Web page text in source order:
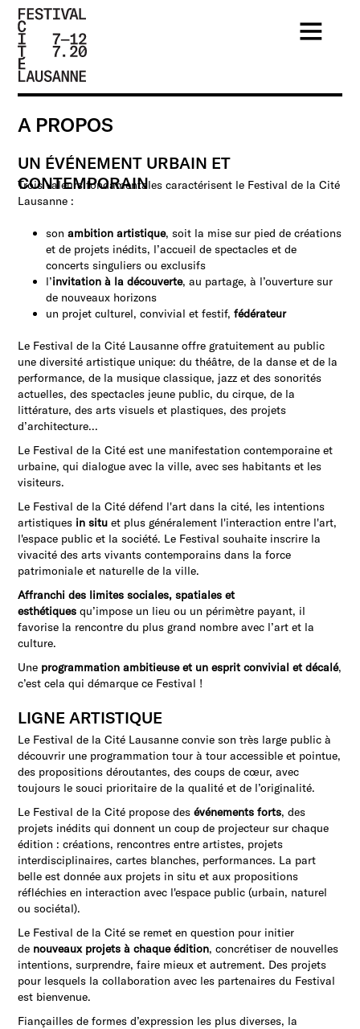
FESTIVAL
DE LA
LAUSANNE
- DU 4
JUILLET
2017 -
46ÈME
ÉDITION
A PROPOS
UN ÉVÉNEMENT URBAIN ET
CONTEMPORAIN
Trois valeurs fondamentales caractérisent le Festival de la Cité
Lausanne :
sonambition artistique, soit la mise sur pied de créations
et de projets inédits, l’accueil de spectacles et de
concerts singuliers ou exclusifs
l’invitation à la découverte, au partage, à l’ouverture sur
de nouveaux horizons
un projet culturel, convivial et festif,fédérateur
Le Festival de la Cité Lausanne offre gratuitement au public
une diversité artistique unique: du théâtre, de la danse et de la
performance, de la musique classique, jazz et des sonorités
actuelles, des spectacles jeune public, du cirque, de la
littérature, des arts visuels et plastiques, des projets
d’architecture...
Le Festival de la Cité est une manifestation contemporaine et
urbaine, qui dialogue avec la ville, avec ses habitants et les
visiteurs.
Le Festival de la Cité défend l'art dans la cité, les intentions
artistiques in situ et plus généralement l'interaction entre l'art,
l'espace public et la société. Le Festival souhaite inscrire la
vivacité des arts vivants contemporains dans la force
patrimoniale et naturelle de la ville.
Affranchi des limites sociales, spatiales et
esthétiques qu’impose un lieu ou un périmètre payant, il
favorise la rencontre du plus grand nombre avec l’art et la
culture.
Une programmation ambitieuse et un esprit convivial et décalé,
c’est cela qui démarque ce Festival !
LIGNE ARTISTIQUE
Le Festival de la Cité Lausanne convie son très large public à
découvrir une programmation tour à tour accessible et pointue,
des propositions déroutantes, des coups de cœur, avec
toujours le souci prioritaire de la qualité et de l’originalité.
Le Festival de la Cité propose desévénements forts, des
projets inédits qui donnent un coup de projecteur sur chaque
édition : créations, rencontres entre artistes, projets
interdisciplinaires, cartes blanches, performances. La part
belle est donnée aux projets in situ et aux propositions
réfléchies en interaction avec l'espace public (urbain, naturel
ou sociétal).
Le Festival de la Cité se remet en question pour initier
de nouveaux projets à chaque édition, concrétiser de nouvelles
intentions, surprendre, faire mieux et autrement. Des projets
pour lesquels la collaboration avec les partenaires du Festival
est bienvenue.
Fiançailles de formes d’expression les plus diverses, la